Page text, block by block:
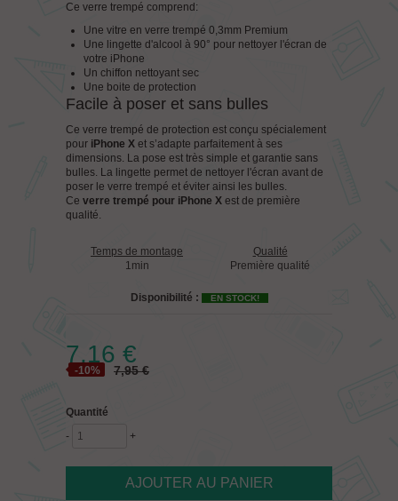
Ce verre trempé comprend:
Une vitre en verre trempé 0,3mm Premium
Une lingette d'alcool à 90° pour nettoyer l'écran de
votre iPhone
Un chiffon nettoyant sec
Une boite de protection
Facile à poser et sans bulles
Ce verre trempé de protection est conçu spécialement
pour iPhone X et s’adapte parfaitement à ses
dimensions. La pose est très simple et garantie sans
bulles. La lingette permet de nettoyer l'écran avant de
poser le verre trempé et éviter ainsi les bulles.
Ce verre trempé pour iPhone X est de première
qualité.
Temps de montage
1min
Qualité
Première qualité
Disponibilité : EN STOCK!
7,16 €
-10% 7,95 €
Quantité
-
+